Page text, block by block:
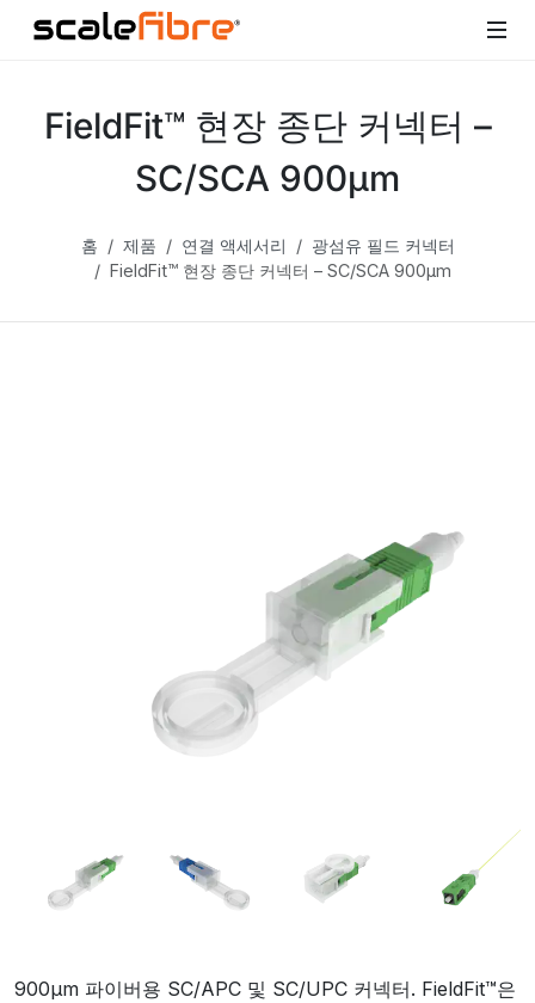
FieldFit™ 현장 종단 커넥터 –
SC/SCA 900µm
홈 제품 연결 액세서리
광섬유 필드 커넥터
FieldFit™ 현장 종단 커넥터 – SC/SCA 900µm
900µm 파이버용 SC/APC 및 SC/UPC 커넥터. FieldFit™은